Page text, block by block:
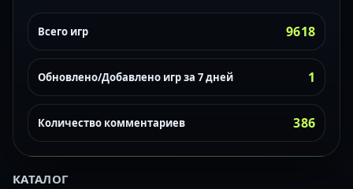
Всего игр 9618
Обновлено/Добавлено игр за 7 дней 1
Количество комментариев 386
КАТАЛОГ